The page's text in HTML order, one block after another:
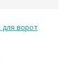
ворот